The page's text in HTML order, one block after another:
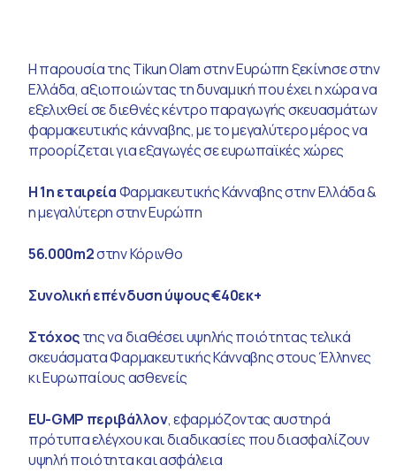
Η παρουσία της Tikun Olam στην Ευρώπη ξεκίνησε στην
Ελλάδα, αξιοποιώντας τη δυναμική που έχει η χώρα να
εξελιχθεί σε διεθνές κέντρο παραγωγής σκευασμάτων
φαρμακευτικής κάνναβης, με το μεγαλύτερο μέρος να
προορίζεται για εξαγωγές σε ευρωπαϊκές χώρες
H 1η εταιρείαΦαρμακευτικής Κάνναβης στην Ελλάδα &
η μεγαλύτερη στην Ευρώπη
56.000m2στην Κόρινθο
Συνολική επένδυση ύψους €40εκ+
Στόχοςτης να διαθέσει υψηλής ποιότητας τελικά
σκευάσματα Φαρμακευτικής Κάνναβης στους Έλληνες
κι Ευρωπαίους ασθενείς
EU-GMP περιβάλλον, εφαρμόζοντας αυστηρά
πρότυπα ελέγχου και διαδικασίες που διασφαλίζουν
υψηλή ποιότητα και ασφάλεια